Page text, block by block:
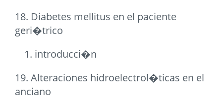
18. Diabetes mellitus en el paciente
geri�trico
introducci�n
19. Alteraciones hidroelectrol�ticas en el
anciano